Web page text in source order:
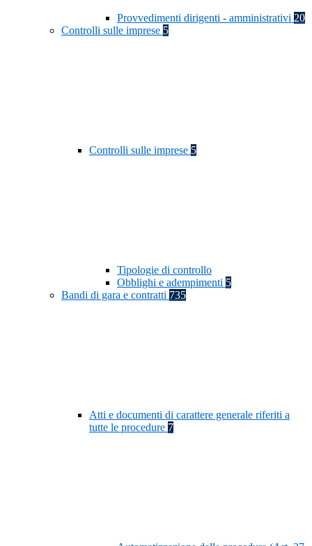
Provvedimenti dirigenti - amministrativi 20
Controlli sulle imprese 5
Controlli sulle imprese 5
Tipologie di controllo
Obblighi e adempimenti 5
Bandi di gara e contratti 735
Atti e documenti di carattere generale riferiti a
tutte le procedure 7